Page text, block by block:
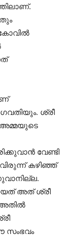
ശ്രീ
അമ്മയുടെ
വേണ്ടി
കഴിഞ്ഞ്
അത് ശ്രീ
സംഭവം